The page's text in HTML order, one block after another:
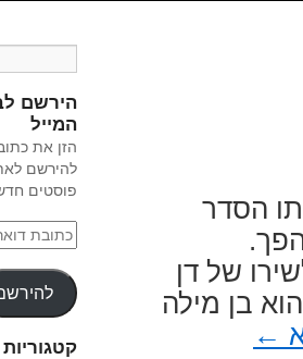
הסדר
דן
בן מילה
←
הירשם
המייל
הזן את
להירשם
פוסטים
קטגוריות